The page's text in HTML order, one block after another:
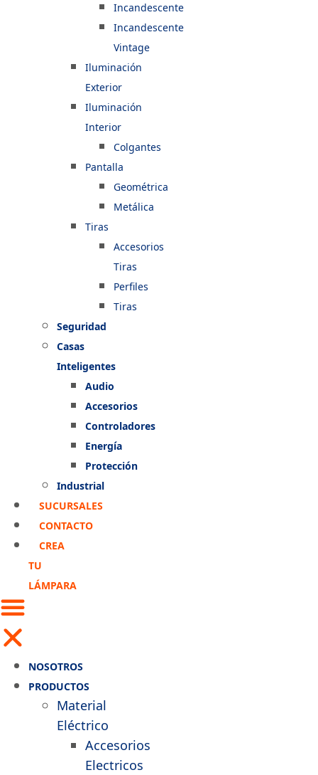
Incandescente
Incandescente
Vintage
Iluminación
Exterior
Iluminación
Interior
Colgantes
Pantalla
Geométrica
Metálica
Tiras
Accesorios
Tiras
Perfiles
Tiras
Seguridad
Casas
Inteligentes
Audio
Accesorios
Controladores
Energía
Protección
Industrial
SUCURSALES
CONTACTO
CREA
TU
LÁMPARA
NOSOTROS
PRODUCTOS
Material
Eléctrico
Accesorios
Electricos